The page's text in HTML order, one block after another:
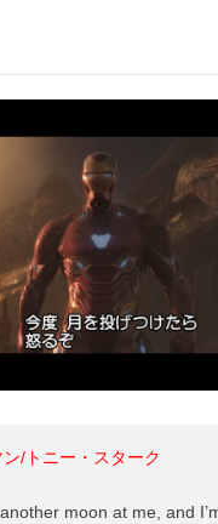
/トニー・スターク
moon at me, and